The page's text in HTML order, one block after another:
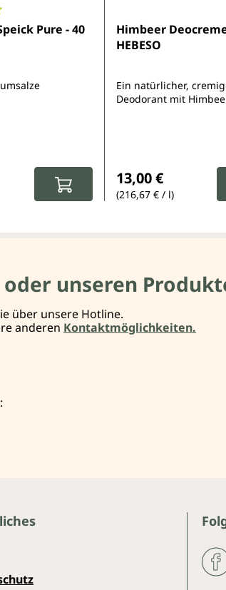
Bewertung von 5 von 5 Sternen
Pure - 40
Himbeer
HEBESO
Ein natürlicher,
Deodorant mit
13,00 €
(216,67 € / l)
oder unseren
über unsere Hotline.
anderen Kontaktmöglichkeiten.